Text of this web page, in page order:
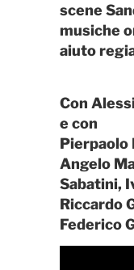
scene
musiche
aiuto
Con
e con
Pierpaolo
Angelo
Sabatini,
Riccardo
Federico